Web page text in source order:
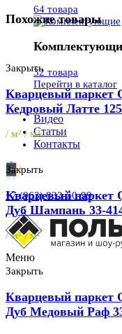
64 товара
32 товара
Перейти в каталог
Видео
Статьи
Контакты
+7 (963) 833-50-99
Меню
Похожие товары
Закрыть
Кварцевый паркет
Кедровый Латте
/ м² / м²
Закрыть
Кварцевый паркет
Дуб Шампань 33-
/ м² / м²
Закрыть
Кварцевый паркет
Дуб Медовый Раф